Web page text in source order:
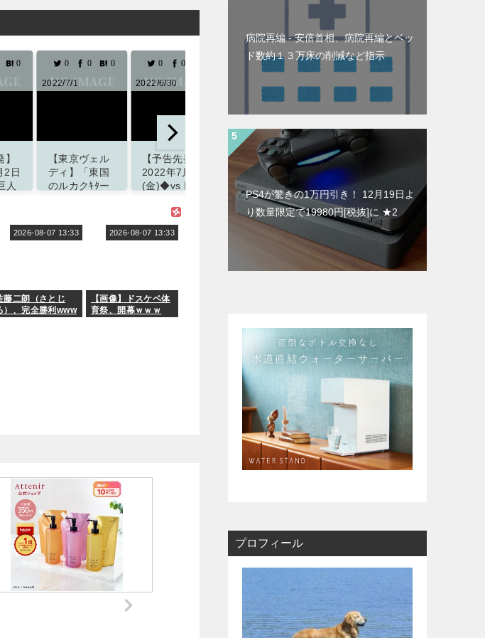
0
2日
人
ず
0 0 0
2022/7/1
【東京ヴェル
ディ】「東国
のルカクｷﾀー
東京国際大
FW佐川洸介の
さんと勝利を
分かち合える
ように」
0 0
2022/6/30
【予告先発】
2022年7月1日
(金)◆vs 巨人
ダスタジアム)
掲載サイト「ず
0 0 0
【Jリーグ】
「チャント解
禁きたー」声
出し応援の検
証試合を追加
J2では
山形vs町田な
0 0 0
【試合結果】
2022年6月29
日(水)◆vs ヤ
クルト 11回戦
(マツダスタジ
アム)
掲載サイト「ず
っとこいぐみ」
に来てくれて
完全移籍で獲
下部組織出身
藤二朗（さとじ
）、完全勝利www
2026-08-07 13:33
【画像】ドスケベ体
育祭、開幕ｗｗｗ
2026-08-07 13:33
病院再編 - 安倍首相、病院再編とベッ
ド数約１３万床の削減など指示
PS4が驚きの1万円引き！ 12月19日よ
り数量限定で19980円[税抜]に ★2
プロフィール